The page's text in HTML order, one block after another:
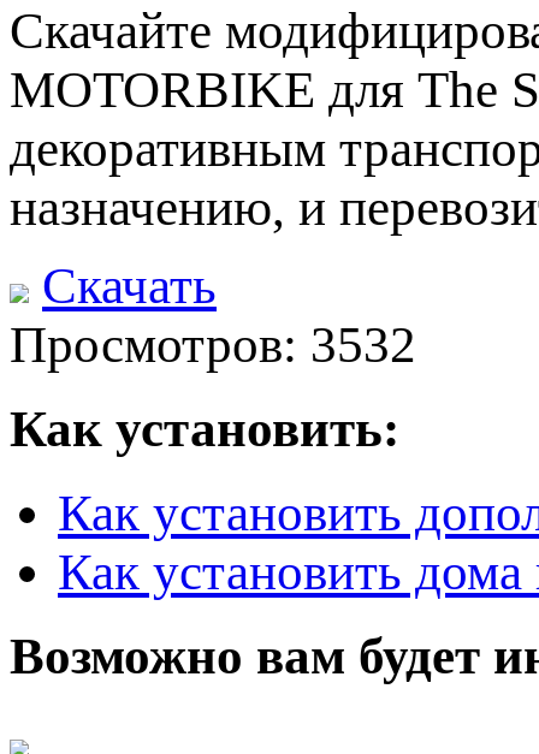
Скачайте
MOTORBIKE для The
декоративным
назначению, и
Скачать
Просмотров: 3532
Как установить:
Как установить
Как установить
Возможно вам будет